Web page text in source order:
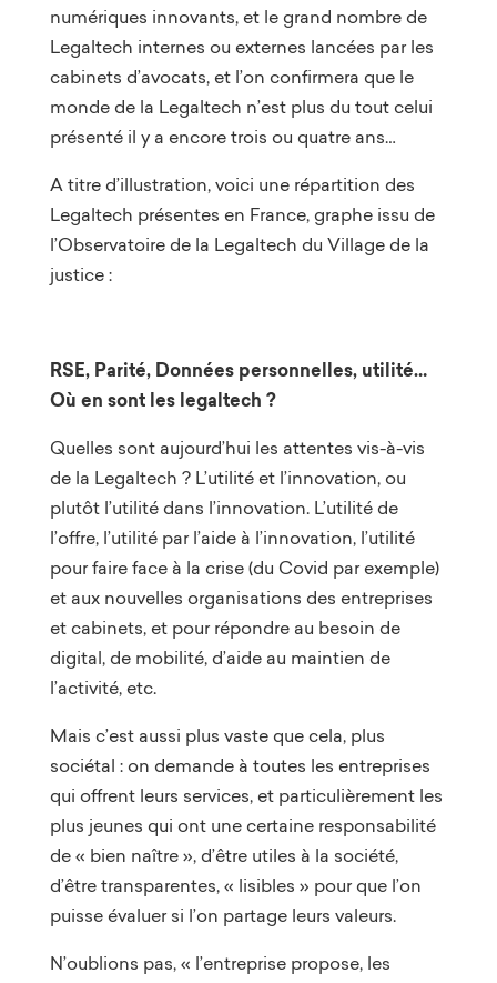
numériques innovants, et le grand nombre de
Legaltech internes ou externes lancées par les
cabinets d’avocats, et l’on confirmera que le
monde de la Legaltech n’est plus du tout celui
présenté il y a encore trois ou quatre ans…
A titre d’illustration, voici une répartition des
Legaltech présentes en France, graphe issu de
l’Observatoire de la Legaltech du Village de la
justice :
RSE, Parité, Données personnelles, utilité…
Où en sont les legaltech ?
Quelles sont aujourd’hui les attentes vis-à-vis
de la Legaltech ? L’utilité et l’innovation, ou
plutôt l’utilité dans l’innovation. L’utilité de
l’offre, l’utilité par l’aide à l’innovation, l’utilité
pour faire face à la crise (du Covid par exemple)
et aux nouvelles organisations des entreprises
et cabinets, et pour répondre au besoin de
digital, de mobilité, d’aide au maintien de
l’activité, etc.
Mais c’est aussi plus vaste que cela, plus
sociétal : on demande à toutes les entreprises
qui offrent leurs services, et particulièrement les
plus jeunes qui ont une certaine responsabilité
de « bien naître », d’être utiles à la société,
d’être transparentes, « lisibles » pour que l’on
puisse évaluer si l’on partage leurs valeurs.
N’oublions pas, « l’entreprise propose, les